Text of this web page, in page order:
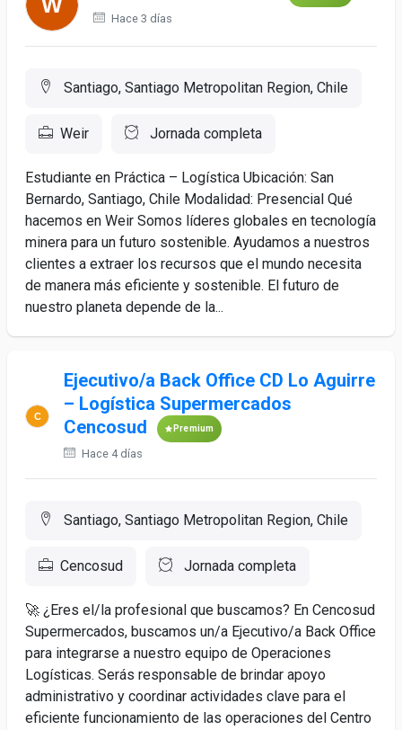
Hace 3 días
Santiago, Santiago Metropolitan Region, Chile
Weir Jornada completa
Estudiante en Práctica – Logística Ubicación: San
Bernardo, Santiago, Chile Modalidad: Presencial Qué
hacemos en Weir Somos líderes globales en tecnología
minera para un futuro sostenible. Ayudamos a nuestros
clientes a extraer los recursos que el mundo necesita
de manera más eficiente y sostenible. El futuro de
nuestro planeta depende de la...
Ejecutivo/a Back Office CD Lo Aguirre
– Logística Supermercados
Cencosud
Premium
Hace 4 días
Santiago, Santiago Metropolitan Region, Chile
Cencosud Jornada completa
🚀 ¿Eres el/la profesional que buscamos? En Cencosud
Supermercados, buscamos un/a Ejecutivo/a Back Office
para integrarse a nuestro equipo de Operaciones
Logísticas. Serás responsable de brindar apoyo
administrativo y coordinar actividades clave para el
eficiente funcionamiento de las operaciones del Centro